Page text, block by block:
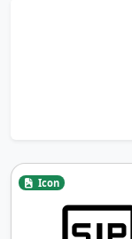
Icon